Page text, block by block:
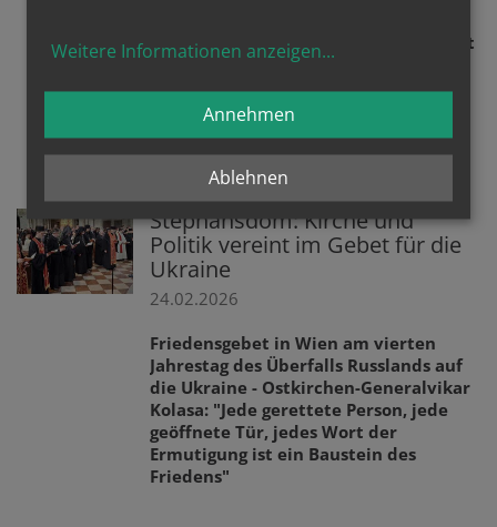
Ökumenischem Friedensgebet u.a. mit
griechisch-katholischem Pfarrer
Mykytyn dazu, bei aller "Zermürbung
und Resignation" angesichts des
Hilfe nachzulassen
Stephansdom: Kirche und
Politik vereint im Gebet für die
Ukraine
24.02.2026
Friedensgebet in Wien am vierten
Jahrestag des Überfalls Russlands auf
die Ukraine - Ostkirchen-Generalvikar
Kolasa: "Jede gerettete Person, jede
geöffnete Tür, jedes Wort der
Ermutigung ist ein Baustein des
Friedens"
Weitere Informationen anzeigen...
Ablehnen
Annehmen